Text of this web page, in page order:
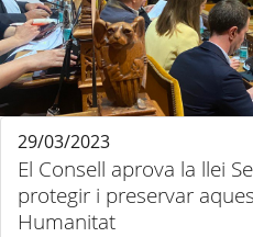
El Consell aprova la llei
protegir i preservar
Humanitat
29/03/2023